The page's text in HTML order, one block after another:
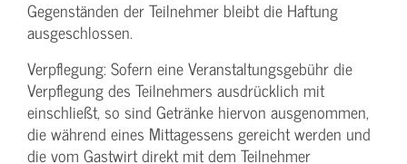
Gegenständen der Teilnehmer bleibt die Haftung
ausgeschlossen.
Verpflegung: Sofern eine Veranstaltungs­gebühr die
Verpflegung des Teilnehmers ausdrücklich mit
einschließt, so sind Getränke hiervon ausgenommen,
die während eines Mittagessens gereicht werden und
die vom Gastwirt direkt mit dem Teilnehmer